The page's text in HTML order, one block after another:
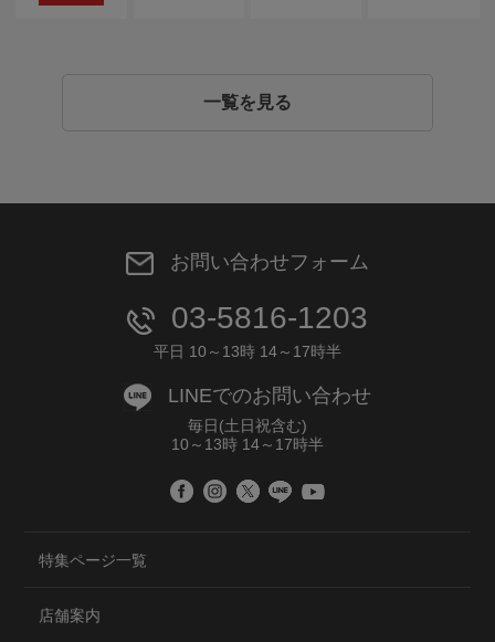
一覧を見る
お問い合わせフォーム
03-5816-1203
平日 10～13時 14～17時半
LINEでのお問い合わせ
毎日(土日祝含む)
10～13時 14～17時半
特集ページ一覧
店舗案内